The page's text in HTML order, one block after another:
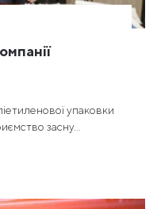
упаковки
засну...